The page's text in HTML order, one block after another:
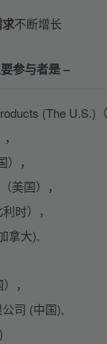
不断增长
参与者是 –
(The U.S.)（
，
美国），
时），
拿大),
，
司 (中国),